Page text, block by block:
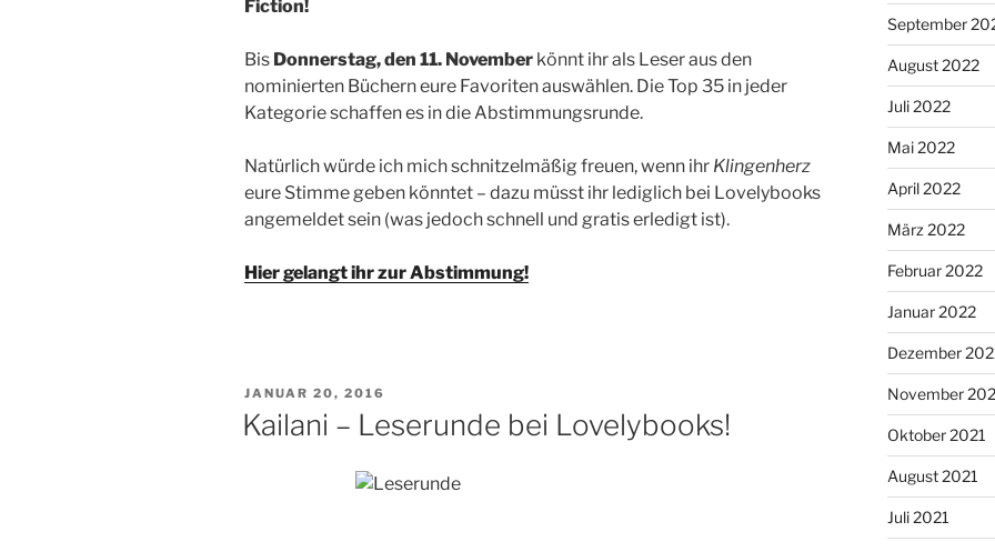
Fiction!
Bis Donnerstag, den 11. November könnt ihr als Leser aus den
nominierten Büchern eure Favoriten auswählen. Die Top 35 in jeder
Kategorie schaffen es in die Abstimmungsrunde.
Natürlich würde ich mich schnitzelmäßig freuen, wenn ihr Klingenherz
eure Stimme geben könntet – dazu müsst ihr lediglich bei Lovelybooks
angemeldet sein (was jedoch schnell und gratis erledigt ist).
Hier gelangt ihr zur Abstimmung!
VERÖFFENTLICHT
AM
JANUAR 20, 2016
Kailani – Leserunde bei Lovelybooks!
September
August 2022
Juli 2022
Mai 2022
April 2022
März 2022
Februar 2022
Januar 2022
Dezember
November
Oktober 2021
August 2021
Juli 2021